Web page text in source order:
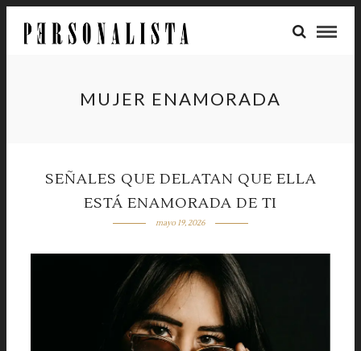
MUJER ENAMORADA
SEÑALES QUE DELATAN QUE ELLA
ESTÁ ENAMORADA DE TI
mayo 19, 2026